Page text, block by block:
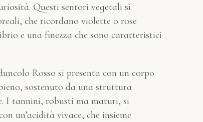
Questi sentori vegetali si
che ricordano violette o rose
e una finezza che sono caratteristici
Rosso si presenta con un corpo
sostenuto da una struttura
I tannini, robusti ma maturi, si
un’acidità vivace, che insieme